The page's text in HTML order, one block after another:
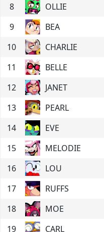
8
OLLIE
9
BEA
10
CHARLIE
11
BELLE
12
JANET
13
PEARL
14
EVE
15
MELODIE
16
LOU
17
RUFFS
18
MOE
19
CARL